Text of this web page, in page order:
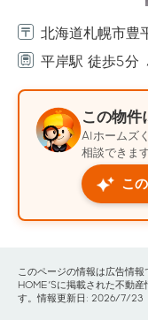
北海道札幌市豊
平岸駅 徒歩5分
この物件
AIホームズ
相談できます
こ
このページの情報は広告情
HOME'Sに掲載された不動
す。情報更新日: 2026/7/23